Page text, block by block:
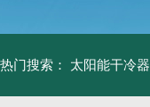
热门搜索： 太阳能干冷器